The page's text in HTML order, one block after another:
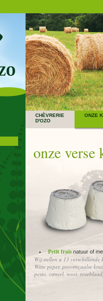
CHÈVRERIE
D'OZO
ONZE
onze verse
Petit frais natuur of
Wij stellen u 13
Witte peper, provençaalse
pesto, caneel, noot,